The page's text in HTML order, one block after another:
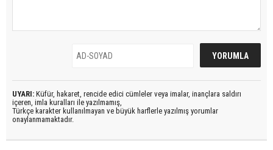
UYARI: Küfür, hakaret, rencide edici cümleler veya imalar, inançlara saldırı
içeren, imla kuralları ile yazılmamış,
Türkçe karakter kullanılmayan ve büyük harflerle yazılmış yorumlar
onaylanmamaktadır.